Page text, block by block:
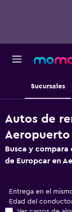
Sucursales
Autos de
Busca y
de Europcar en
Entrega en el
Edad del